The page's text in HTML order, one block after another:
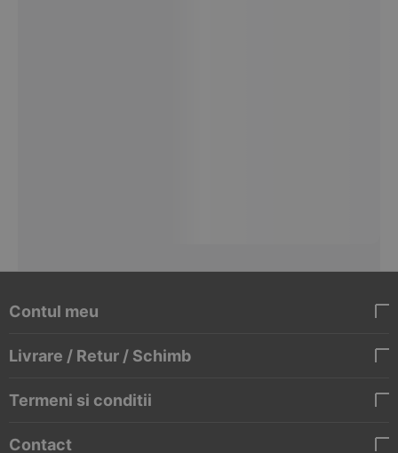
Contul meu
Livrare / Retur / Schimb
Termeni si conditii
Contact